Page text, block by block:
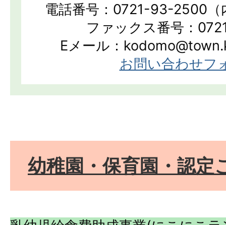
電話番号：0721-93-2500（
ファックス番号：
Eメール：
お問い合わせフ
幼稚園・保育園・認定